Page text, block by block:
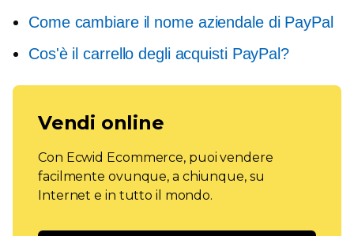
Come cambiare il nome aziendale di PayPal
Cos'è il carrello degli acquisti PayPal?
Vendi online
Con Ecwid Ecommerce, puoi vendere
facilmente ovunque, a chiunque, su
Internet e in tutto il mondo.